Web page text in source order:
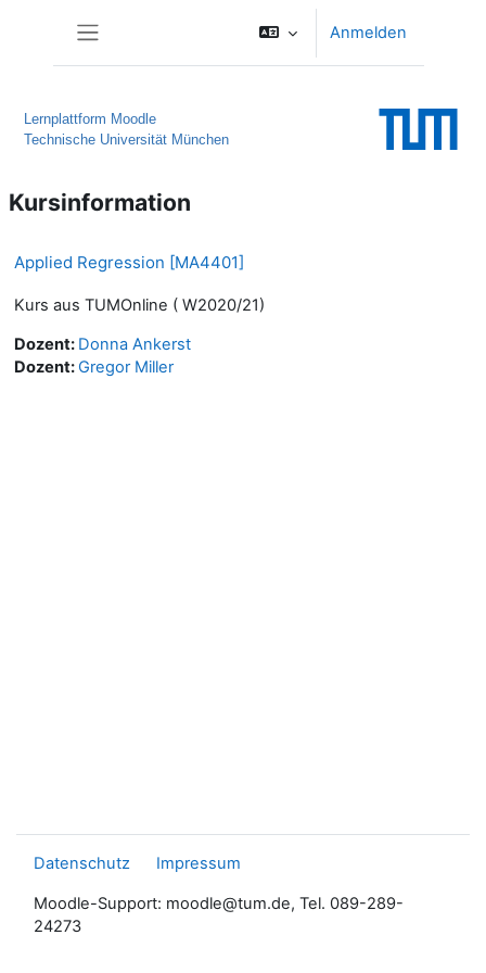
Anmelden
Lernplattform Moodle
Technische Universität München
Kursinformation
Applied Regression [MA4401]
Kurs aus TUMOnline ( W2020/21)
Dozent: Donna Ankerst
Dozent:Gregor Miller
Datenschutz Impressum
Moodle-Support: moodle@tum.de, Tel. 089-289-
24273